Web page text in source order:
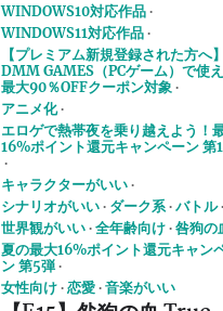
WINDOWS10対応作品
WINDOWS11対応作品
【プレミアム新規登録された方へ】
DMM GAMES（PCゲーム）で使
最大90％OFFクーポン対象
アニメ化
エロゲで熱帯夜を乗り越えよう！
16%ポイント還元キャンペーン 第
キャラクターがいい
シナリオがいい
ダーク系 バトル
世界観がいい 全年齢向け 咎狗の
夏の最大16%ポイント還元キャン
ン 第5弾
女性向け 恋愛 音楽がいい